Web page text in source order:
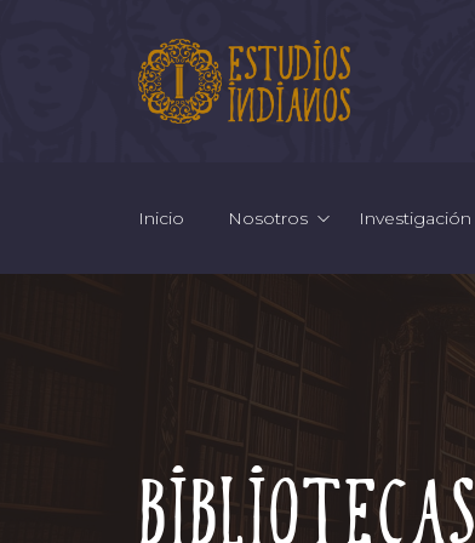
Inicio Nosotros Investigación
Bibliotecas